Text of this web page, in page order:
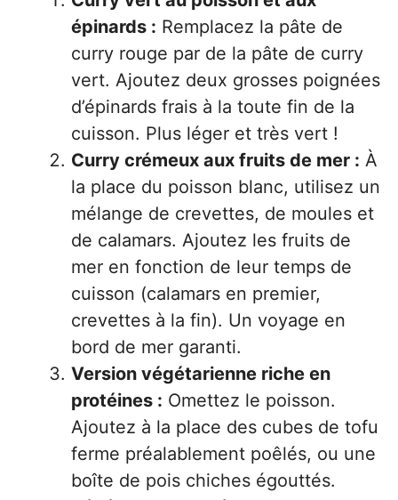
épinards : Remplacez la pâte de
curry rouge par de la pâte de curry
vert. Ajoutez deux grosses poignées
d’épinards frais à la toute fin de la
cuisson. Plus léger et très vert !
Curry crémeux aux fruits de mer : À
la place du poisson blanc, utilisez un
mélange de crevettes, de moules et
de calamars. Ajoutez les fruits de
mer en fonction de leur temps de
cuisson (calamars en premier,
crevettes à la fin). Un voyage en
bord de mer garanti.
Version végétarienne riche en
protéines : Omettez le poisson.
Ajoutez à la place des cubes de tofu
ferme préalablement poêlés, ou une
boîte de pois chiches égouttés.